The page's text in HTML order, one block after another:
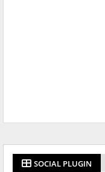
SOCIAL PLUGIN